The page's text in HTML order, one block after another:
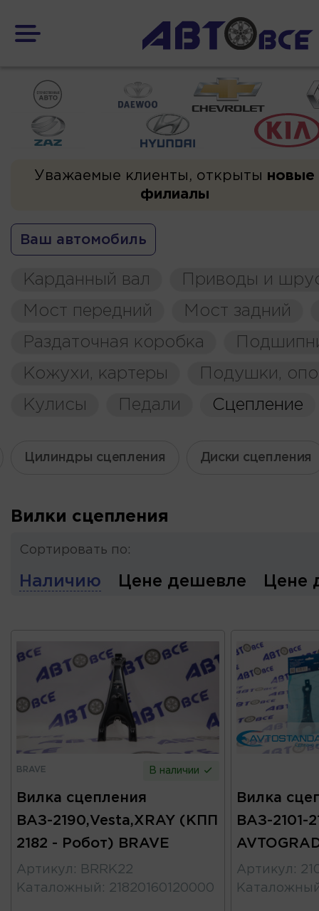
Уважаемые клиенты, открыты новые
филиалы
Ваш автомобиль
Карданный вал
Приводы и
Мост передний
Мост задний
Раздаточная коробка
Кожухи, картеры
Подушки,
Кулисы
Педали Сцепление
Цилиндры сцепления Диски сцепления
Вилки сцепления
Сортировать по:
Наличию Цене дешевле Цене
BRAVE В наличии
Вилка сцепления
ВАЗ-2190,Vesta,XRAY (КПП
2182 - Робот) BRAVE
Артикул :
BRRK22
Каталожный : 21820160120000
Вилка
ВАЗ-2101-
Артикул :